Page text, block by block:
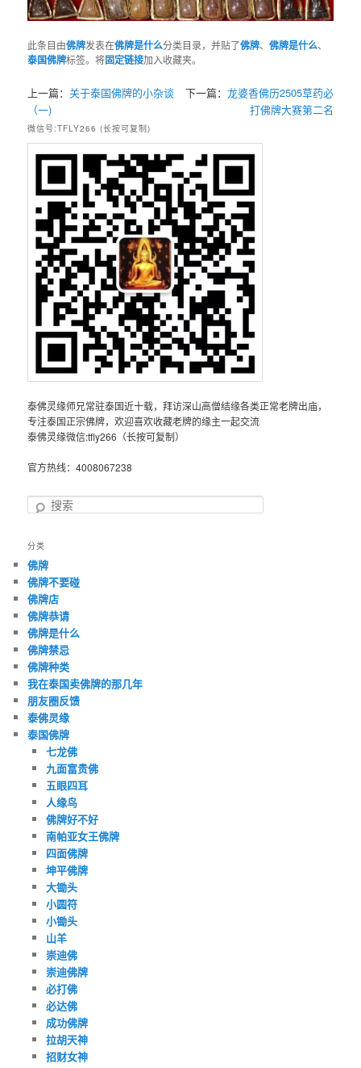
此条目由佛牌发表在佛牌是什么分类目录，并贴了佛牌、佛牌是什么、
泰国佛牌标签。将固定链接加入收藏夹。
上一篇：关于泰国佛牌的小杂谈
（一)
下一篇： 龙婆香佛历2505草药必
打佛牌大赛第二名
微信号:TFLY266 (长按可复制)
泰佛灵缘师兄常驻泰国近十载，拜访深山高僧结缘各类正常老牌出庙，
专注泰国正宗佛牌，欢迎喜欢收藏老牌的缘主一起交流
泰佛灵缘微信:tfly266（长按可复制）
官方热线：4008067238
搜
分类
佛牌
佛牌不要碰
佛牌店
佛牌恭请
佛牌是什么
佛牌禁忌
佛牌种类
我在泰国卖佛牌的那几年
朋友圈反馈
泰佛灵缘
泰国佛牌
七龙佛
九面富贵佛
五眼四耳
人缘鸟
佛牌好不好
南帕亚女王佛牌
四面佛牌
坤平佛牌
大锄头
小圆符
小锄头
山羊
崇迪佛
崇迪佛牌
必打佛
必达佛
成功佛牌
拉胡天神
招财女神